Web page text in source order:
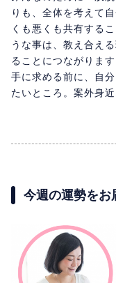
りも、全体を考えて
くも悪くも共有する
うな事は、教え合え
ることにつながりま
手に求める前に、自
たいところ。案外身
今週の運勢を